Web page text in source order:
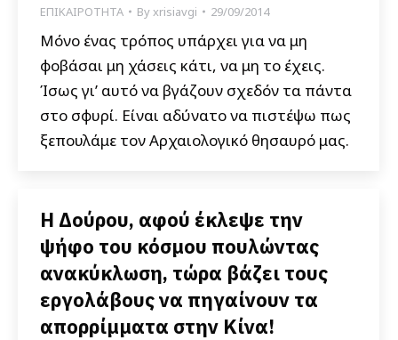
ΕΠΙΚΑΙΡΟΤΗΤΑ Byxrisiavgi 29/09/2014
Μόνο ένας τρόπος υπάρχει για να μη
φοβάσαι μη χάσεις κάτι, να μη το έχεις.
Ίσως γι’ αυτό να βγάζουν σχεδόν τα πάντα
στο σφυρί. Είναι αδύνατο να πιστέψω πως
ξεπουλάμε τον Αρχαιολογικό θησαυρό μας.
Η Δούρου, αφού έκλεψε την
ψήφο του κόσμου πουλώντας
ανακύκλωση, τώρα βάζει τους
εργολάβους να πηγαίνουν τα
απορρίμματα στην Κίνα!